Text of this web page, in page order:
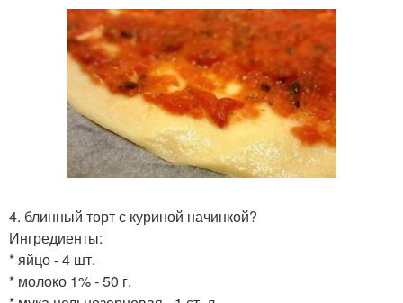
4. блинный торт с куриной начинкой?
Ингредиенты:
* яйцо - 4 шт.
* молоко 1% - 50 г.